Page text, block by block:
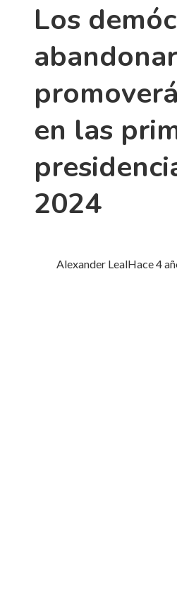
Los
en las
2024
Alexander LealHace 4